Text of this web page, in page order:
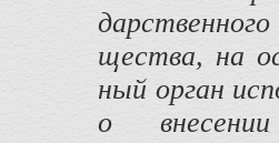
щества, на
ный орган
о